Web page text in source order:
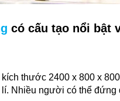
có cấu tạo nổi bật
kích thước2400 x 800 x
Nhiều người có thể